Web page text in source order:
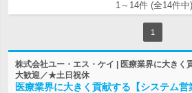
1～14件 (全14件中)
1
株式会社ユー・エス・ケイ | 医療業界に大きく
大歓迎／★土日祝休
医療業界に大きく貢献する【システム